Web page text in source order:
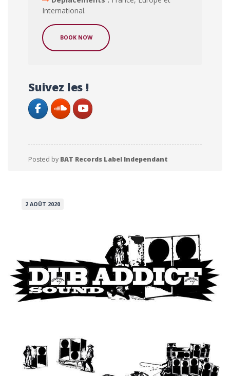
International.
BOOK NOW
Suivez les !
Posted by BAT Records Label Independant
2 AOÛT 2020